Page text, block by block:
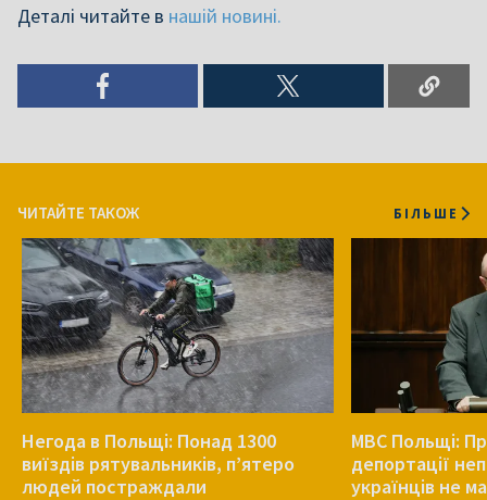
Деталі читайте в нашій новині.
ЧИТАЙТЕ ТАКОЖ БІЛЬШЕ
Негода в Польщі: Понад 1300
виїздів рятувальників, п’ятеро
людей постраждали
МВС Польщі:
депортації
українців не